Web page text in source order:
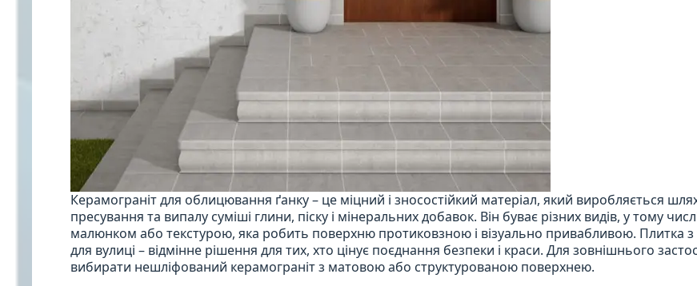
Керамограніт для облицювання ґанку – це міцний і зносостійкий матеріал, який виробляється
пресування та випалу суміші глини, піску і мінеральних добавок. Він буває різних видів, у тому
малюнком або текстурою, яка робить поверхню протиковзною і візуально привабливою. Плитка з
для вулиці – відмінне рішення для тих, хто цінує поєднання безпеки і краси. Для зовнішнього
вибирати нешліфований керамограніт з матовою або структурованою поверхнею.